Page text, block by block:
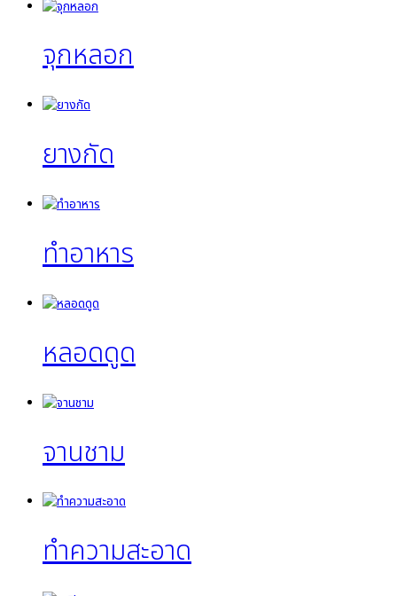
จุกหลอก
ยางกัด
ทำอาหาร
หลอดดูด
จานชาม
ทำความสะอาด